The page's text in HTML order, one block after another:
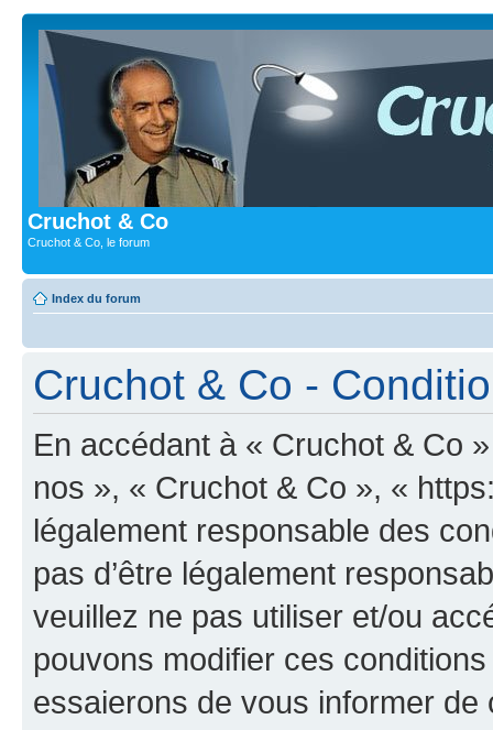
Cruchot & Co
Cruchot & Co, le forum
Index du forum
Cruchot & Co -
En accédant à « Cruchot & Co
nos », « Cruchot & Co », «
légalement responsable des
pas d’être légalement
veuillez ne pas utiliser et/ou
pouvons modifier ces
essaierons de vous informer